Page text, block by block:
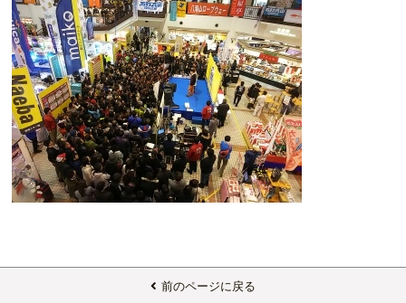
前のページに戻る